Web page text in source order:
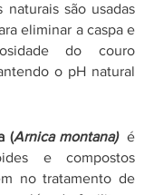
naturais são usadas
eliminar a caspa e
do couro
o pH natural
(Arnica montana)é
e compostos
no tratamento de